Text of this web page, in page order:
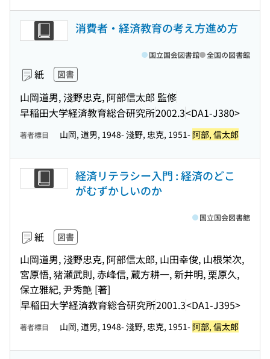
消費者・経済教育の考え方進め方
紙 図書
山岡道男, 淺野忠克, 阿部信太郎 監修
早稲田大学経済教育総合研究所2002.3<DA1-J380>
国立国会図書館 全国の図書館
著者標目 山岡, 道男, 1948- 淺野, 忠克, 1951-阿部, 信太郎
経済リテラシー入門 : 経済のどこ
がむずかしいのか
紙 図書
山岡道男, 淺野忠克, 阿部信太郎, 山田幸俊, 山根栄次,
宮原悟, 猪瀬武則, 赤峰信, 蔵方耕一, 新井明, 栗原久,
保立雅紀, 尹秀艶 [著]
早稲田大学経済教育総合研究所2001.3<DA1-J395>
国立国会図書館
著者標目 山岡, 道男, 1948- 淺野, 忠克, 1951-阿部, 信太郎